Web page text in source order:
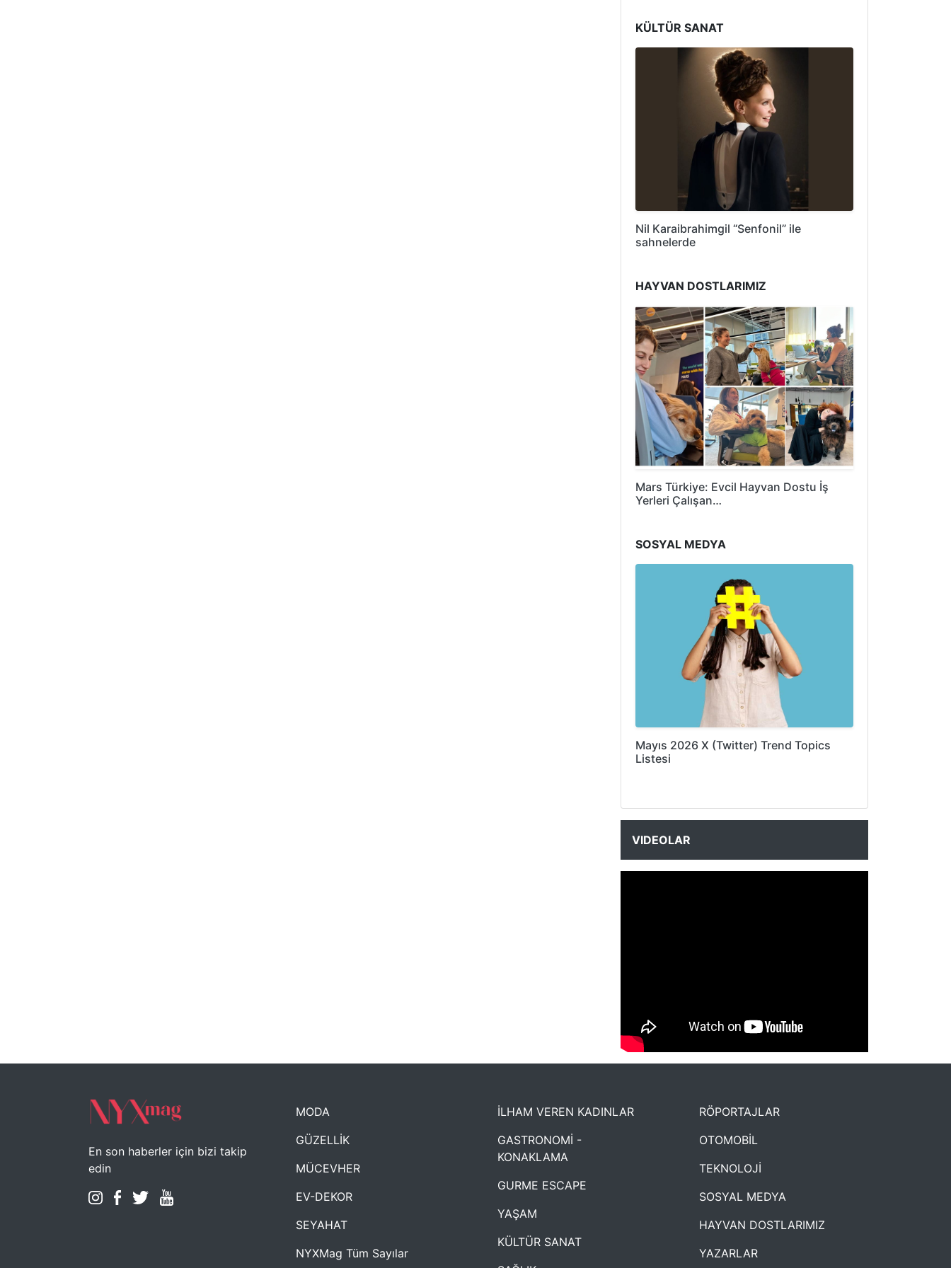
KÜLTÜR SANAT
Nil Karaibrahimgil “Senfonil” ile
sahnelerde
HAYVAN DOSTLARIMIZ
Mars Türkiye: Evcil Hayvan Dostu İş
Yerleri Çalışan…
SOSYAL MEDYA
Mayıs 2026 X (Twitter) Trend Topics
Listesi
VIDEOLAR
NYXmag 2. Yaş Kutlama Etkinliği
En son haberler için bizi takip
edin
MODA
GÜZELLİK
MÜCEVHER
EV-DEKOR
SEYAHAT
NYXMag Tüm Sayılar
İLHAM VEREN KADINLAR
GASTRONOMİ -
KONAKLAMA
GURME ESCAPE
YAŞAM
KÜLTÜR SANAT
RÖPORTAJLAR
OTOMOBİL
TEKNOLOJİ
SOSYAL MEDYA
HAYVAN DOSTLARIMIZ
YAZARLAR